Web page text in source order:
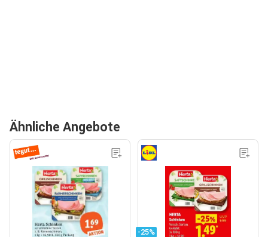
Ähnliche Angebote
-25%